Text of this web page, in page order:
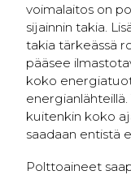
voimalaitos on
sijainnin takia.
takia tärkeässä
pääsee
koko
kuitenkin koko
saadaan entistä
Polttoaineet